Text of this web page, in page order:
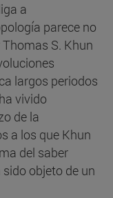
a
parece no
S. Khun
largos periodos
vivido
de la
a los que Khun
del saber
objeto de un